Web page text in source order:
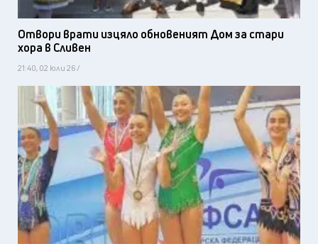
Отвори врати изцяло обновеният Дом за стари
хора в Сливен
21:40, 02 юли 26 /